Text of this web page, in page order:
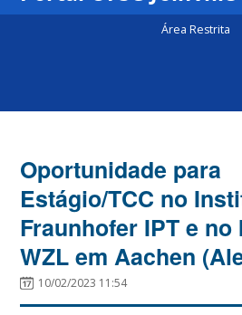
Área Restrita
Oportunidade para
Estágio/TCC no
Fraunhofer IPT e
WZL em Aachen
10/02/2023 11:54